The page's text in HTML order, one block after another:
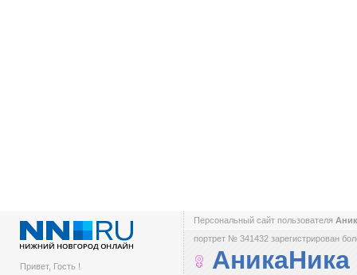
Привет, Гость !
Персональный сайт пользователя
портрет № 341432 зарегистрирован
АникаНика